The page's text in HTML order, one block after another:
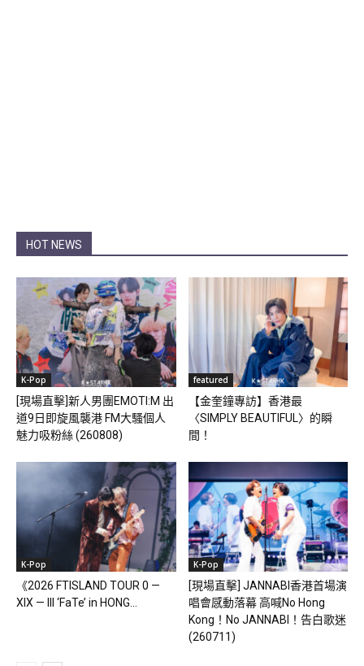
HOT NEWS
K-Pop
[現場直擊]新人男團EMOTI:M 出
道9日即旋風襲港 FM大騷個人
魅力吸粉絲 (260808)
featured
【金奎鐘專訪】香港最
〈SIMPLY BEAUTIFUL〉的瞬
間！
K-Pop
《2026 FTISLAND TOUR 0 —
XIX — III ‘FaTe’ in HONG...
K-Pop
[現場直擊] JANNABI香港首場演
唱會感動落幕 高喊No Hong
Kong！No JANNABI！告白歌迷
(260711)